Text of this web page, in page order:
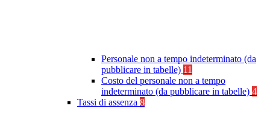
Personale non a tempo indeterminato (da
pubblicare in tabelle) 11
Costo del personale non a tempo
indeterminato (da pubblicare in tabelle) 4
Tassi di assenza 8